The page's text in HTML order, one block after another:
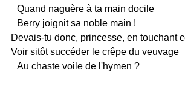
Quand naguère à ta main docile
Berry joignit sa noble main !
Devais-tu donc, princesse, en touchant
Voir sitôt succéder le crêpe du veuvage
Au chaste voile de l'hymen ?